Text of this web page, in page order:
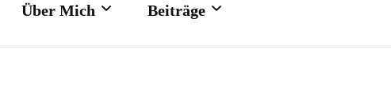
Über Mich Beiträge